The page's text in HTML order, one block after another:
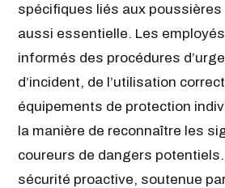
spécifiques liés aux
aussi essentielle. Les
informés des procédures
d’incident, de l’utilisation
équipements de protection
la manière de reconnaître les
coureurs de dangers
sécurité proactive, soutenue